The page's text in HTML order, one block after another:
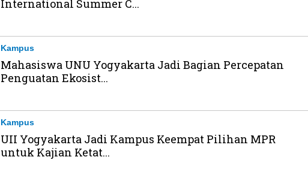
International Summer C...
Kampus
Mahasiswa UNU Yogyakarta Jadi Bagian Percepatan
Penguatan Ekosist...
Kampus
UII Yogyakarta Jadi Kampus Keempat Pilihan MPR
untuk Kajian Ketat...